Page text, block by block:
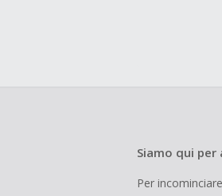
Siamo qui
Per incominciare